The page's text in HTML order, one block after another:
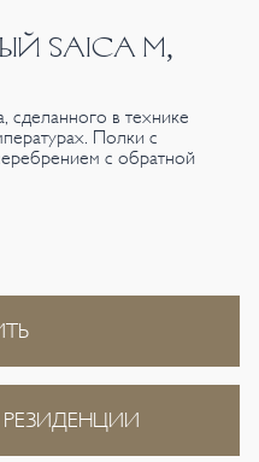
SAICA M,
сделанного в технике
Полки с
с обратной